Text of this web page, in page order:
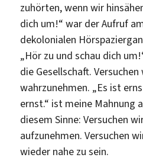
zuhörten, wenn wir
dich um!“ war der Aufruf
dekolonialen
„Hör zu und schau dich
die Gesellschaft.
wahrzunehmen. „Es ist
ernst.“ ist meine Mahnung
diesem Sinne: Versuchen
aufzunehmen. Versuchen
wieder nahe zu sein.